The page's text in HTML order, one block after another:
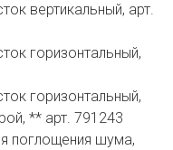
вертикальный, арт.
горизонтальный,
горизонтальный,
** арт. 791243
поглощения шума,